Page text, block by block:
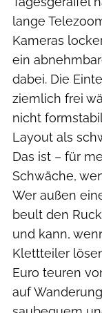
lange
Kameras
ein
dabei. Die
ziemlich frei
nicht
Layout als
Das ist – für
Schwäche,
Wer außen
beult den
und kann,
Klettteiler
Euro teuren
auf